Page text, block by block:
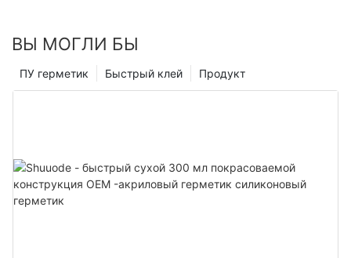
ВЫ МОГЛИ БЫ
Продукт
Быстрый клей
ПУ герметик